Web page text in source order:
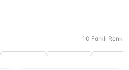
10 Farklı Renk